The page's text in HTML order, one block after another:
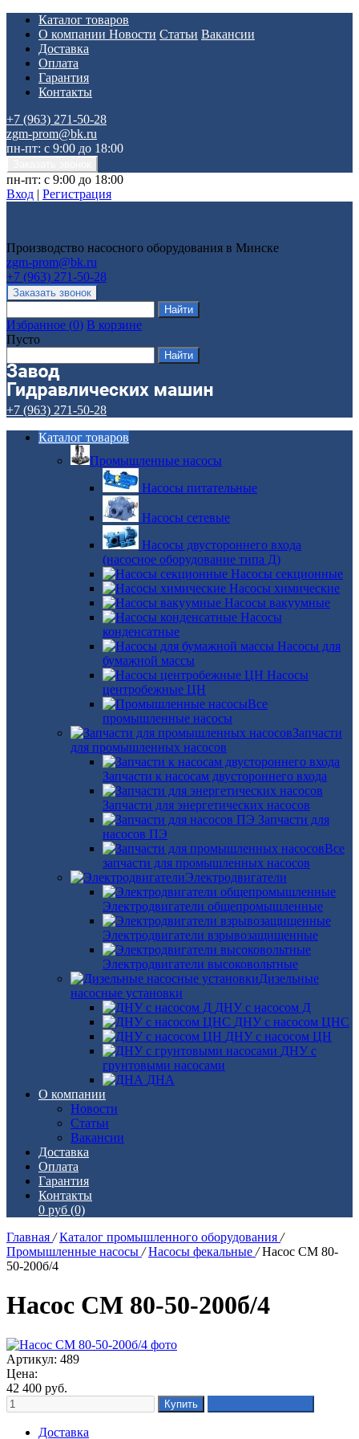
Каталог товаров
О компании Новости Статьи Вакансии
Доставка
Оплата
Гарантия
Контакты
+7 (963) 271-50-28
zgm-prom@bk.ru
пн-пт: с 9:00 до 18:00
пн-пт: с 9:00 до 18:00
Вход | Регистрация
Производство насосного оборудования в Минске
zgm-prom@bk.ru
+7 (963) 271-50-28
Избранное (0) В корзине
Пусто
+7 (963) 271-50-28
Каталог товаров
Промышленные насосы
Насосы питательные
Насосы сетевые
Насосы двустороннего входа
(насосное оборудование типа Д)
Насосы секционные
Насосы химические
Насосы вакуумные
Насосы
конденсатные
Насосы для
бумажной массы
Насосы
центробежные ЦН
Все
промышленные насосы
Запчасти
для промышленных насосов
Запчасти к насосам двустороннего входа
Запчасти для энергетических насосов
Запчасти для
насосов ПЭ
Все
запчасти для промышленных насосов
Электродвигатели
Электродвигатели общепромышленные
Электродвигатели взрывозащищенные
Электродвигатели высоковольтные
Дизельные
насосные установки
ДНУ с насосом Д
ДНУ с насосом ЦНС
ДНУ с насосом ЦН
ДНУ с
грунтовыми насосами
ДНА
О компании
Новости
Статьи
Вакансии
Доставка
Оплата
Гарантия
Контакты
0 руб (0)
Главная / Каталог промышленного оборудования /
Промышленные насосы / Насосы фекальные / Насос СМ 80-
50-200б/4
Насос СМ 80-50-200б/4
Артикул: 489
Цена:
42 400 руб.
Доставка